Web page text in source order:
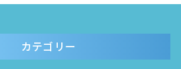
カテゴリー